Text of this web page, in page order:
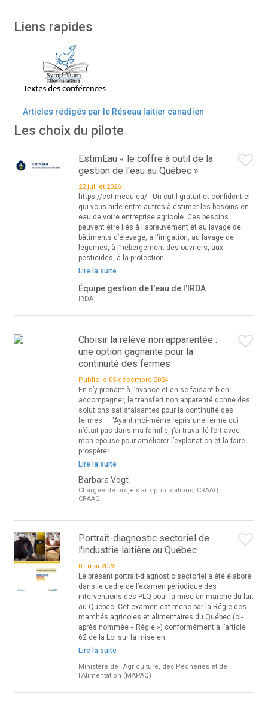
Liens rapides
Articles rédigés par le Réseau laitier canadien
Les choix du pilote
EstimEau « le coffre à outil de la
gestion de l'eau au Québec »
22 juillet 2026
https://estimeau.ca/ Un outil gratuit et confidentiel
qui vous aide entre autres à estimer les besoins en
eau de votre entreprise agricole. Ces besoins
peuvent être liés à l'abreuvement et au lavage de
bâtiments d’élevage, à l'irrigation, au lavage de
légumes, à l’hébergement des ouvriers, aux
pesticides, à la protection
Lire la suite
Équipe gestion de l'eau de l'IRDA
IRDA
Choisir la relève non apparentée :
une option gagnante pour la
continuité des fermes
Publié le 05 décembre 2024
En s’y prenant à l’avance et en se faisant bien
accompagner, le transfert non apparenté donne des
solutions satisfaisantes pour la continuité des
fermes “Ayant moi-même repris une ferme qui
n’était pas dans ma famille, j’ai travaillé fort avec
mon épouse pour améliorer l’exploitation et la faire
prospérer.
Lire la suite
Barbara Vogt
Chargée de projets aux publications, CRAAQ
CRAAQ
Portrait-diagnostic sectoriel de
l'industrie laitière au Québec
01 mai 2025
Le présent portrait-diagnostic sectoriel a été élaboré
dans le cadre de l’examen périodique des
interventions des PLQ pour la mise en marché du lait
au Québec. Cet examen est mené par la Régie des
marchés agricoles et alimentaires du Québec (ci-
après nommée « Régie ») conformément à l’article
62 de la Loi sur la mise en
Lire la suite
Ministère de l'Agriculture, des Pêcheries et de
l'Alimentation (MAPAQ)